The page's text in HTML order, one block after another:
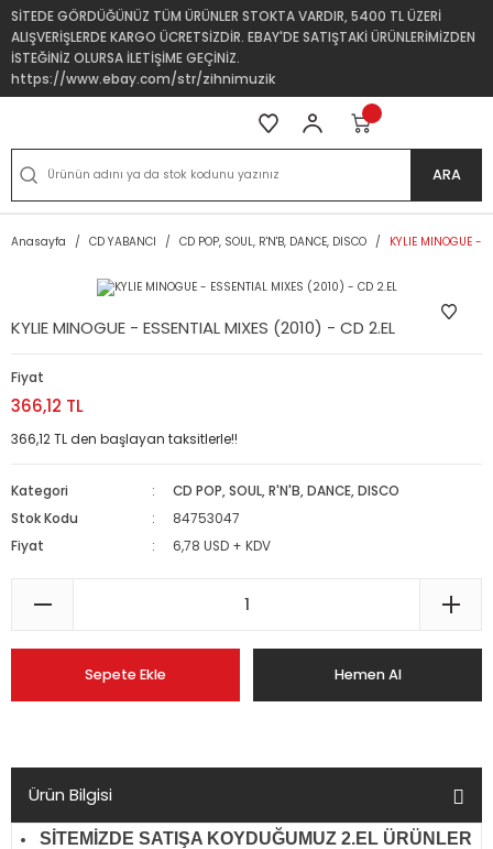
SİTEDE GÖRDÜĞÜNÜZ TÜM ÜRÜNLER STOKTA VARDIR, 5400 TL ÜZERİ
ALIŞVERİŞLERDE KARGO ÜCRETSİZDİR. EBAY'DE SATIŞTAKİ ÜRÜNLERİMİZDEN
İSTEĞİNİZ OLURSA İLETİŞİME GEÇİNİZ.
https://www.ebay.com/str/zihnimuzik
ARA
Anasayfa CD YABANCI CD POP, SOUL, R'N'B, DANCE, DISCO KYLIE MINOGUE -
KYLIE MINOGUE - ESSENTIAL MIXES (2010) - CD 2.EL
Fiyat
366,12 TL
366,12 TL den başlayan taksitlerle!!
Kategori
CD POP, SOUL, R'N'B, DANCE, DISCO
Stok Kodu
84753047
Fiyat
6,78 USD + KDV
Sepete Ekle Hemen Al
Ürün Bilgisi
SİTEMİZDE SATIŞA KOYDUĞUMUZ 2.EL ÜRÜNLER